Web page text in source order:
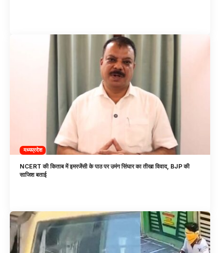
मध्यप्रदेश
NCERT की किताब में इमरजेंसी के पाठ पर उमंग सिंघार का तीखा विवाद, BJP की
साजिश बताई